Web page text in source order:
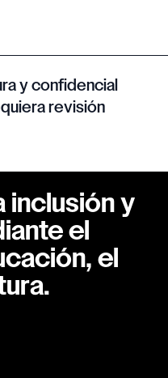
y confidencial
revisión
inclusión y
el
el